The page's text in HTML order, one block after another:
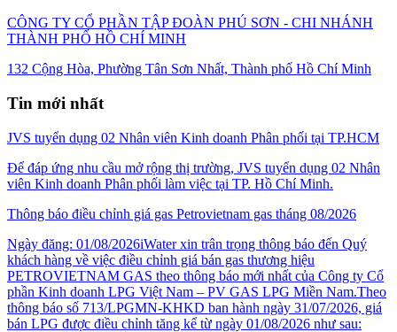
CÔNG TY CỔ PHẦN TẬP ĐOÀN PHÚ SƠN - CHI NHÁNH
THÀNH PHỐ HỒ CHÍ MINH
132 Cộng Hòa, Phường Tân Sơn Nhất, Thành phố Hồ Chí Minh
Tin mới nhất
JVS tuyển dụng 02 Nhân viên Kinh doanh Phân phối tại TP.HCM
Để đáp ứng nhu cầu mở rộng thị trường, JVS tuyển dụng 02 Nhân
viên Kinh doanh Phân phối làm việc tại TP. Hồ Chí Minh.
Thông báo điều chỉnh giá gas Petrovietnam gas tháng 08/2026
Ngày đăng: 01/08/2026iWater xin trân trọng thông báo đến Quý
khách hàng về việc điều chỉnh giá bán gas thương hiệu
PETROVIETNAM GAS theo thông báo mới nhất của Công ty Cổ
phần Kinh doanh LPG Việt Nam – PV GAS LPG Miền Nam.Theo
thông báo số 713/LPGMN-KHKD ban hành ngày 31/07/2026, giá
bán LPG được điều chỉnh tăng kể từ ngày 01/08/2026 như sau: